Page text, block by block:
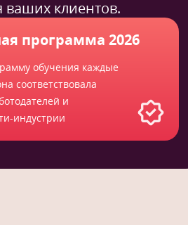
клиентов.
программа 2026
обучения каждые
соответствовала
и
индустрии